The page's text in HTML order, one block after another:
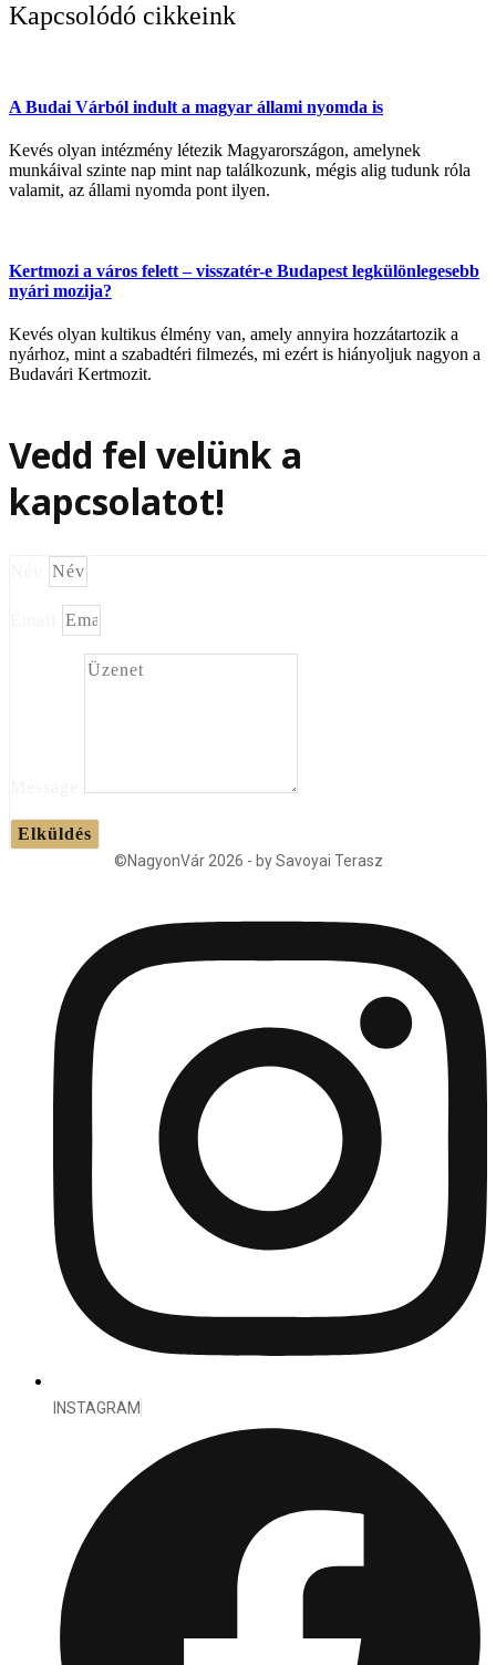
Kapcsolódó cikkeink
A Budai Várból indult a magyar állami nyomda is
Kevés olyan intézmény létezik Magyarországon, amelynek
munkáival szinte nap mint nap találkozunk, mégis alig tudunk róla
valamit, az állami nyomda pont ilyen.
Kertmozi a város felett – visszatér-e Budapest legkülönlegesebb
nyári mozija?
Kevés olyan kultikus élmény van, amely annyira hozzátartozik a
nyárhoz, mint a szabadtéri filmezés, mi ezért is hiányoljuk nagyon a
Budavári Kertmozit.
Vedd fel velünk a
kapcsolatot!
Elküldés
©NagyonVár 2026 - by Savoyai Terasz
INSTAGRAM